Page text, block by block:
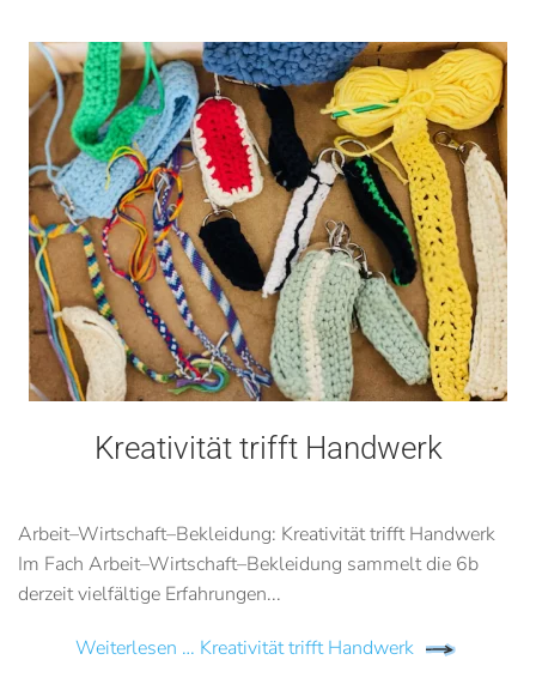
Kreativität trifft Handwerk
Arbeit–Wirtschaft–Bekleidung: Kreativität trifft Handwerk
Im Fach Arbeit–Wirtschaft–Bekleidung sammelt die 6b
derzeit vielfältige Erfahrungen...
Weiterlesen … Kreativität trifft Handwerk